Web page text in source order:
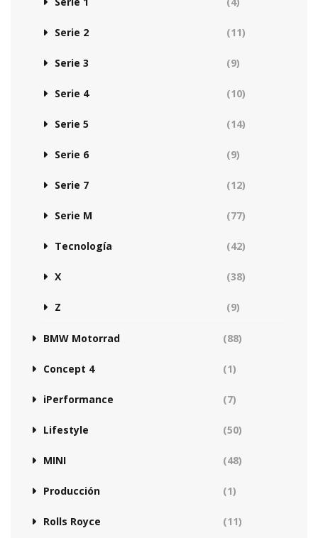
Serie 2 (11)
Serie 3 (9)
Serie 4 (10)
Serie 5 (14)
Serie 6 (9)
Serie 7 (12)
Serie M (77)
Tecnología (42)
X (38)
Z (9)
BMW Motorrad (88)
Concept 4 (1)
iPerformance (7)
Lifestyle (50)
MINI (48)
Producción (1)
Rolls Royce (11)